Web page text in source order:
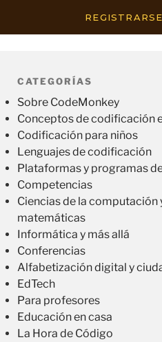
REGISTRARSE
CATEGORÍAS
Sobre CodeMonkey
Conceptos de codificación
Codificación para niños
Lenguajes de codificación
Plataformas y programas
Competencias
Ciencias de la computación
matemáticas
Informática y más allá
Conferencias
Alfabetización digital y
EdTech
Para profesores
Educación en casa
La Hora de Código